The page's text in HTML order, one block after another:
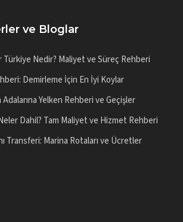
ve Bloglar
Türkiye Nedir? Maliyet ve Süreç Rehberi
Demirleme İçin En İyi Koylar
Yelken Rehberi ve Geçişler
Dahil? Tam Maliyet ve Hizmet Rehberi
Transferi: Marina Rotaları ve Ücretler